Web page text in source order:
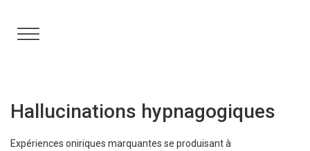
contenu
Hallucinations hypnagogiques
Expériences oniriques marquantes se produisant à